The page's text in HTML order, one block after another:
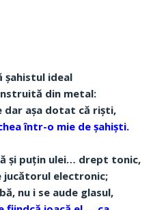
șahistul ideal
din metal:
dar așa dotat că riști,
într-o mie de șahiști.
și puțin ulei… drept tonic,
jucătorul electronic;
nu i se aude glasul,